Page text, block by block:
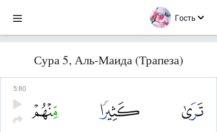
Гость
Сура 5, Аль-Маида (Трапеза)
5:80